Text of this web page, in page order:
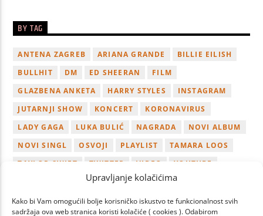
Upravljanje kolačićima
Kako bi Vam omogućili bolje korisničko iskustvo te funkcionalnost svih
sadržaja ova web stranica koristi kolačiće ( cookies ). Odabirom
BY TAG
ANTENA ZAGREB ARIANA GRANDE
BILLIE EILISH
BULLHIT
DM ED SHEERAN
FILM
GLAZBENA ANKETA
HARRY STYLES
INSTAGRAM
JUTARNJI SHOW
KONCERT
KORONAVIRUS
LADY GAGA
LUKA BULIĆ NAGRADA
NOVI ALBUM
NOVI SINGL
OSVOJI PLAYLIST
TAMARA LOOS
TAYLOR SWIFT
TWITTER VIDEO
YOUTUBE